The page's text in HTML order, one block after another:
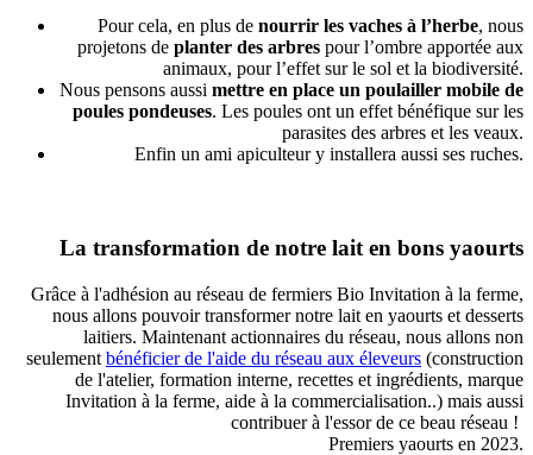
Pour cela, en plus de nourrir les vaches à l’herbe, nous
projetons de planter des arbres pour l’ombre apportée aux
animaux, pour l’effet sur le sol et la biodiversité.
Nous pensons aussi mettre en place un poulailler mobile de
poules pondeuses. Les poules ont un effet bénéfique sur les
parasites des arbres et les veaux.
Enfin un ami apiculteur y installera aussi ses ruches.
La transformation de notre lait en bons yaourts
Grâce à l'adhésion au réseau de fermiers Bio Invitation à la ferme,
nous allons pouvoir transformer notre lait en yaourts et desserts
laitiers. Maintenant actionnaires du réseau, nous allons non
seulement bénéficier de l'aide du réseau aux éleveurs (construction
de l'atelier, formation interne, recettes et ingrédients, marque
Invitation à la ferme, aide à la commercialisation..) mais aussi
contribuer à l'essor de ce beau réseau !
Premiers yaourts en 2023.